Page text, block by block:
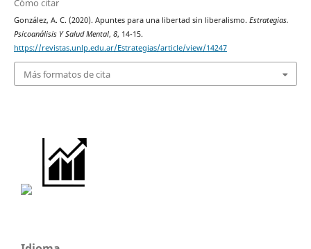
Cómo citar
González, A. C. (2020). Apuntes para una libertad sin liberalismo. Estrategias.
Psicoanálisis Y Salud Mental, 8, 14-15.
https://revistas.unlp.edu.ar/Estrategias/article/view/14247
Más formatos de cita